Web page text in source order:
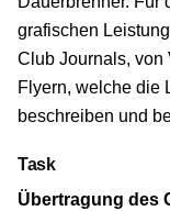
grafischen
Club Journals, von
Flyern, welche die
beschreiben und
Task
Übertragung des